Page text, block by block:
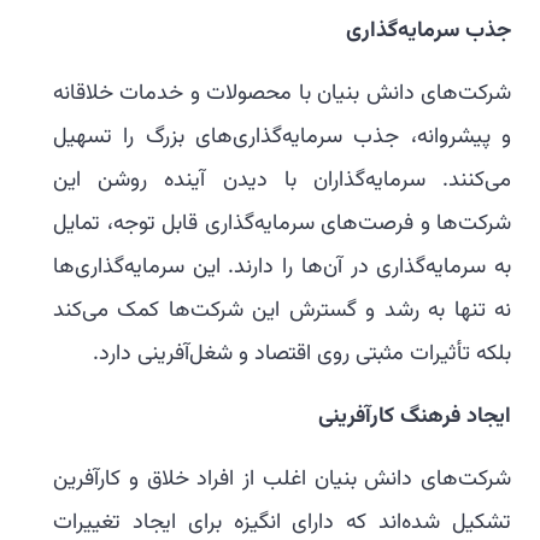
جذب سرمایه‌گذاری
شرکت‌های دانش بنیان با محصولات و خدمات خلاقانه
و پیشروانه، جذب سرمایه‌گذاری‌های بزرگ را تسهیل
می‌کنند. سرمایه‌گذاران با دیدن آینده روشن این
شرکت‌ها و فرصت‌های سرمایه‌گذاری قابل توجه، تمایل
به سرمایه‌گذاری در آن‌ها را دارند. این سرمایه‌گذاری‌ها
نه تنها به رشد و گسترش این شرکت‌ها کمک می‌کند
بلکه تأثیرات مثبتی روی اقتصاد و شغل‌آفرینی دارد.
ایجاد فرهنگ کارآفرینی
شرکت‌های دانش بنیان اغلب از افراد خلاق و کارآفرین
تشکیل شده‌اند که دارای انگیزه برای ایجاد تغییرات